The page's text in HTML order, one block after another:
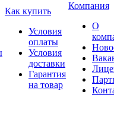
Как купить
Условия
оплаты
Условия
доставки
Гарантия
на товар
Компания
О